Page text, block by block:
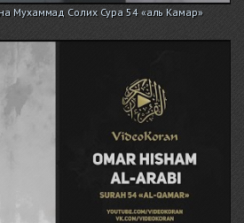
Мухаммад Солих Сура 54 «аль Камар»